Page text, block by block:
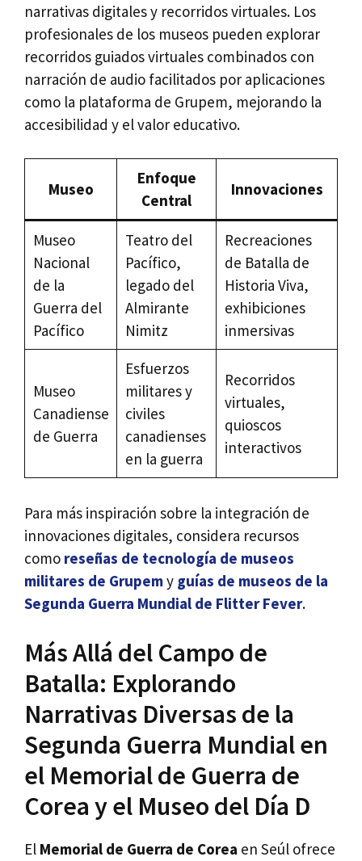
narrativas digitales y recorridos virtuales. Los
profesionales de los museos pueden explorar
recorridos guiados virtuales combinados con
narración de audio facilitados por aplicaciones
como la plataforma de Grupem, mejorando la
accesibilidad y el valor educativo.
Museo
Enfoque
Central
Innovaciones
Museo
Nacional
de la
Guerra del
Pacífico
Teatro del
Pacífico,
legado del
Almirante
Nimitz
Recreaciones
de Batalla de
Historia Viva,
exhibiciones
inmersivas
Museo
Canadiense
de Guerra
Esfuerzos
militares y
civiles
canadienses
en la guerra
Recorridos
virtuales,
quioscos
interactivos
Para más inspiración sobre la integración de
innovaciones digitales, considera recursos
como reseñas de tecnología de museos
militares de Grupemy guías de museos de la
Segunda Guerra Mundial de Flitter Fever.
Más Allá del Campo de
Batalla: Explorando
Narrativas Diversas de la
Segunda Guerra Mundial en
el Memorial de Guerra de
Corea y el Museo del Día D
El Memorial de Guerra de Corea en Seúl ofrece